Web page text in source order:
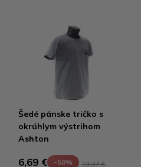
Šedé pánske tričko s
okrúhlym výstrihom
Ashton
6,69 € -50% 13,37 €